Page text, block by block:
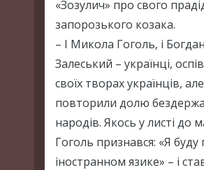
«Зозулич» про свого
запорозького козака.
– І Микола Гоголь, і Богдан
Залеський – українці,
своїх творах українців, але
повторили долю
народів. Якось у листі до
Гоголь признався: «Я буду
іностранном язике» – і